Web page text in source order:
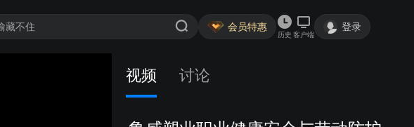
会员特惠
历史 客户端
登录
视频 讨论